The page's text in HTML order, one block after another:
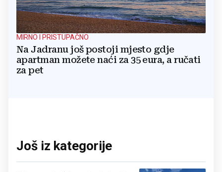
MIRNO I PRISTUPAČNO
Na Jadranu još postoji mjesto gdje
apartman možete naći za 35 eura, a ručati
za pet
Još iz kategorije